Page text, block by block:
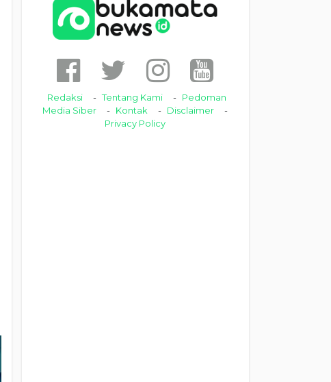
Redaksi Tentang Kami
Pedoman
Media Siber
Kontak
Disclaimer
Privacy Policy